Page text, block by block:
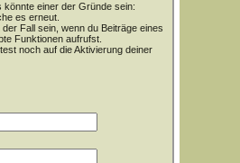
könnte einer der Gründe sein:
es erneut.
Fall sein, wenn du Beiträge eines
Funktionen aufrufst.
noch auf die Aktivierung deiner